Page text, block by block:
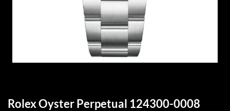
Rolex Oyster Perpetual 124300-0008